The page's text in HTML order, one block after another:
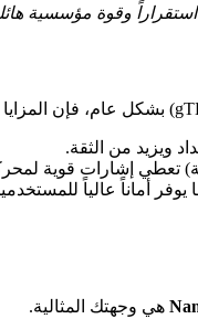
ويزيد من الثقة.
تعطي إشارات قوية
أماناً عالياً
هي وجهتك المثالية.